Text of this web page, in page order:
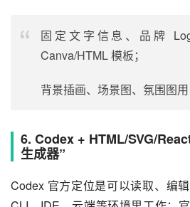
固定文字信息、品牌
Canva/HTML 模板；
背景插画、场景图、氛围图用
6. Codex + HTML/SVG/
生成器”
Codex 官方定位是可以读取、编